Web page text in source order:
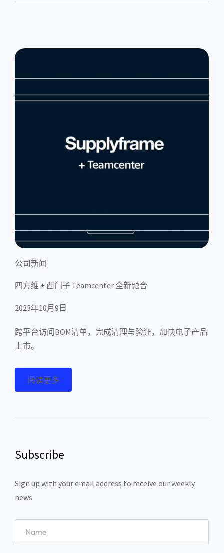
公司新闻
四方维 + 西门子 Teamcenter 全新融合
2023年10月9日
跨平台访问BOM清单，完成清理与验证，加快电子产品
上市。
阅读更多
Subscribe
Sign up with your email address to receive our weekly
news